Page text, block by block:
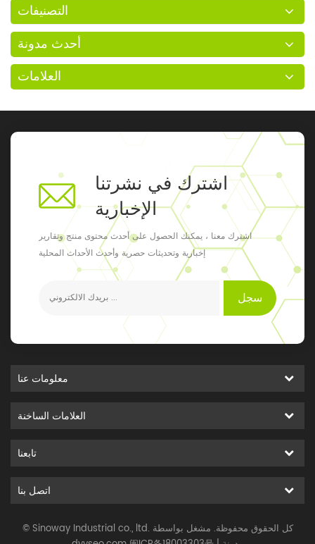
التصنيفات
أحدث مدونة
العلامات
اشترك في نشرتنا
الإخبارية
اشترك معنا ، يمكنك الحصول على أحدث محتوى منتج وتقارير
إخبارية وتحديثات حصرية وأحدث الأحداث المحلية
سجل
معلومات عنا
العلامات الساخنة
تابعنا
اتصل بنا
© Sinoway Industrial co., ltd. كل الحقوق محفوظة. مشغل بواسطة